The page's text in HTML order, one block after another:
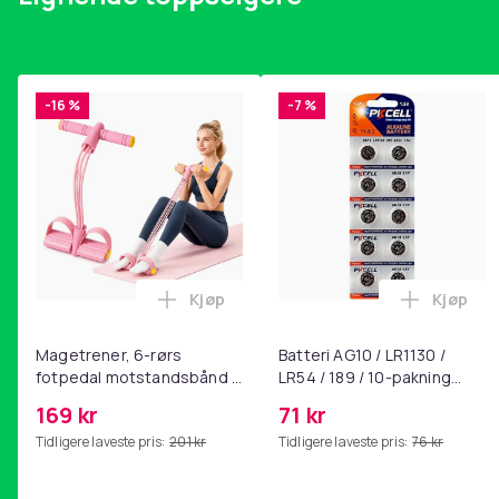
-16 %
Magetrener, 6-rørs
fotpedal motstandsbånd -
yoga og
hjemmegymnastikk Pink
169 kr
Tidligere laveste pris: 201 kr
Legg Magetrener, 6-rørs fotpedal
Kjøp
-7 %
Batteri AG10 / LR1130 /
LR54 / 189 / 10-pakning
71 kr
Tidligere laveste pris: 76 kr
Legg
Kjøp